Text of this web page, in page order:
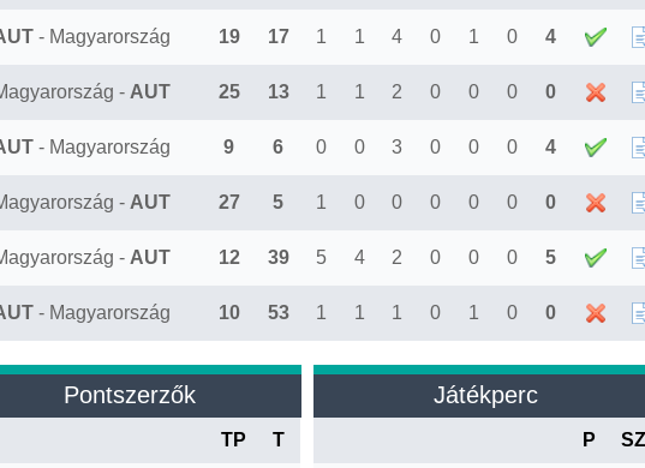
- Magyarország 19 17 1 1 4 0 1 0 4
- AUT 25 13 1 1 2 0 0 0 0
- Magyarország 9 6 0 0 3 0 0 0 4
- AUT 27 5 1 0 0 0 0 0 0
- AUT 12 39 5 4 2 0 0 0 5
- Magyarország 10 53 1 1 1 0 1 0 0
Pontszerzők
TP T
Játékperc
P SZ